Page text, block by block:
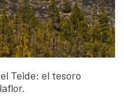
Teide: el tesoro